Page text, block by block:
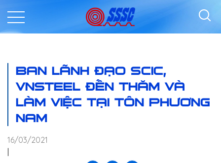
BAN LÃNH ĐẠO SCIC,
VNSTEEL ĐẾN THĂM VÀ
LÀM VIỆC TẠI TÔN PHƯƠNG
NAM
16/03/2021